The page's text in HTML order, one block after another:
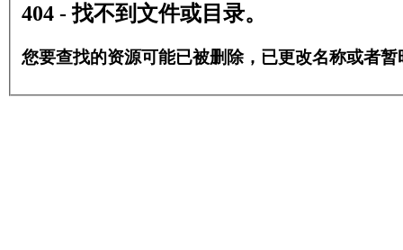
404 - 找不到文件或目录。
您要查找的资源可能已被删除，已更改名称或者暂